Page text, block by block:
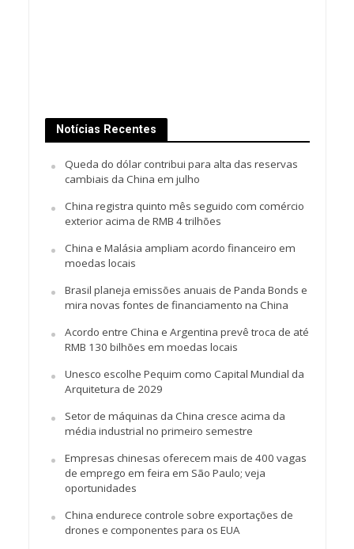
Notícias Recentes
Queda do dólar contribui para alta das reservas
cambiais da China em julho
China registra quinto mês seguido com comércio
exterior acima de RMB 4 trilhões
China e Malásia ampliam acordo financeiro em
moedas locais
Brasil planeja emissões anuais de Panda Bonds e
mira novas fontes de financiamento na China
Acordo entre China e Argentina prevê troca de até
RMB 130 bilhões em moedas locais
Unesco escolhe Pequim como Capital Mundial da
Arquitetura de 2029
Setor de máquinas da China cresce acima da
média industrial no primeiro semestre
Empresas chinesas oferecem mais de 400 vagas
de emprego em feira em São Paulo; veja
oportunidades
China endurece controle sobre exportações de
drones e componentes para os EUA